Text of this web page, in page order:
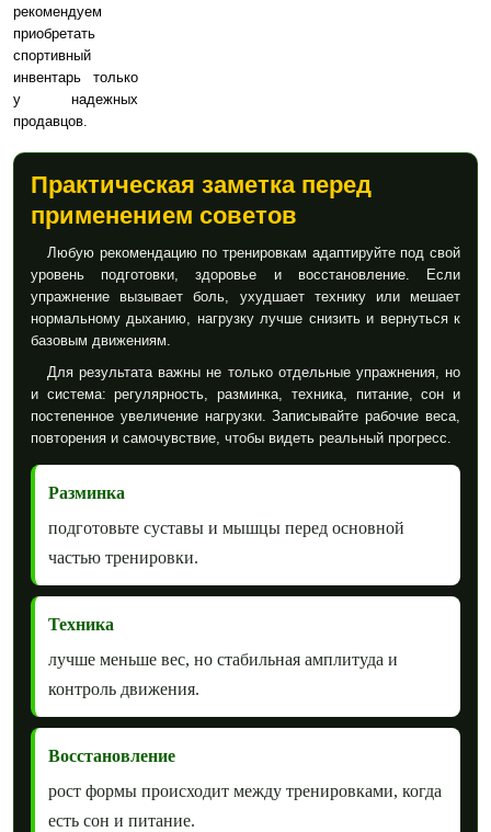
рекомендуем
приобретать
спортивный
инвентарь только
у надежных
продавцов.
Практическая заметка перед
применением советов
Любую рекомендацию по тренировкам адаптируйте под свой
уровень подготовки, здоровье и восстановление. Если
упражнение вызывает боль, ухудшает технику или мешает
нормальному дыханию, нагрузку лучше снизить и вернуться к
базовым движениям.
Для результата важны не только отдельные упражнения, но
и система: регулярность, разминка, техника, питание, сон и
постепенное увеличение нагрузки. Записывайте рабочие веса,
повторения и самочувствие, чтобы видеть реальный прогресс.
Разминка
подготовьте суставы и мышцы перед основной
частью тренировки.
Техника
лучше меньше вес, но стабильная амплитуда и
контроль движения.
Восстановление
рост формы происходит между тренировками, когда
есть сон и питание.